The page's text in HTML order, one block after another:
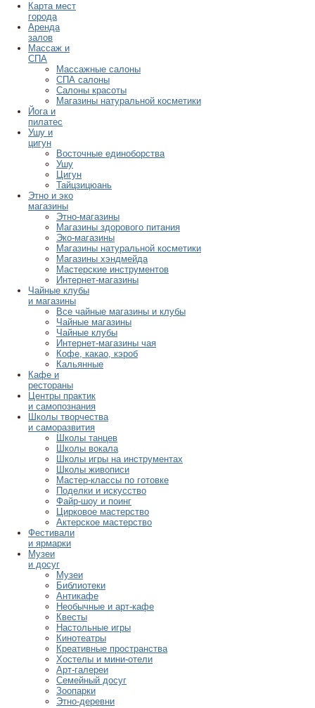
Карта мест
города
Аренда
залов
Массаж и
СПА
Массажные салоны
СПА салоны
Салоны красоты
Магазины натуральной косметики
Йога и
пилатес
Ушу и
цигун
Восточные единоборства
Ушу
Цигун
Тайцзицюань
Этно и эко
магазины
Этно-магазины
Магазины здорового питания
Эко-магазины
Магазины натуральной косметики
Магазины хэндмейда
Мастерские инструментов
Интернет-магазины
Чайные клубы
и магазины
Все чайные магазины и клубы
Чайные магазины
Чайные клубы
Интернет-магазины чая
Кофе, какао, кэроб
Кальянные
Кафе и
рестораны
Центры практик
и самопознания
Школы творчества
и саморазвития
Школы танцев
Школы вокала
Школы игры на инструментах
Школы живописи
Мастер-классы по готовке
Поделки и искусство
Файр-шоу и поинг
Цирковое мастерство
Актерское мастерство
Фестивали
и ярмарки
Музеи
и досуг
Музеи
Библиотеки
Антикафе
Необычные и арт-кафе
Квесты
Настольные игры
Кинотеатры
Креативные пространства
Хостелы и мини-отели
Арт-галереи
Семейный досуг
Зоопарки
Этно-деревни